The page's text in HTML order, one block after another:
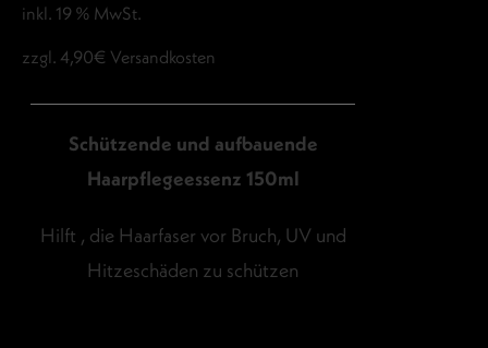
inkl. 19 % MwSt.
zzgl. 4,90€ Versandkosten
Schützende und aufbauende
Haarpflegeessenz 150ml
Hilft , die Haarfaser vor Bruch, UV und
Hitzeschäden zu schützen